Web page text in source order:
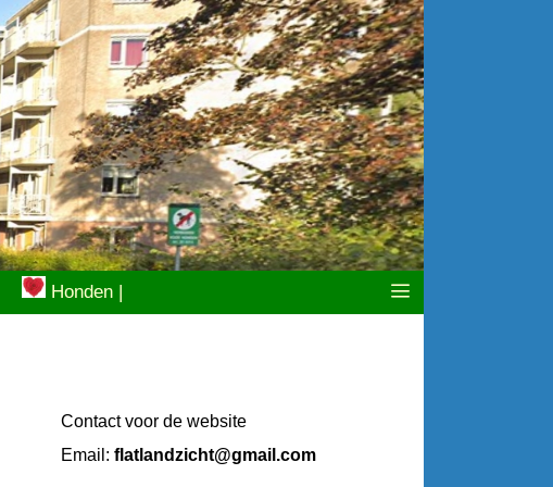
Honden |
Contact voor de website
Email:flatlandzicht@gmail.com